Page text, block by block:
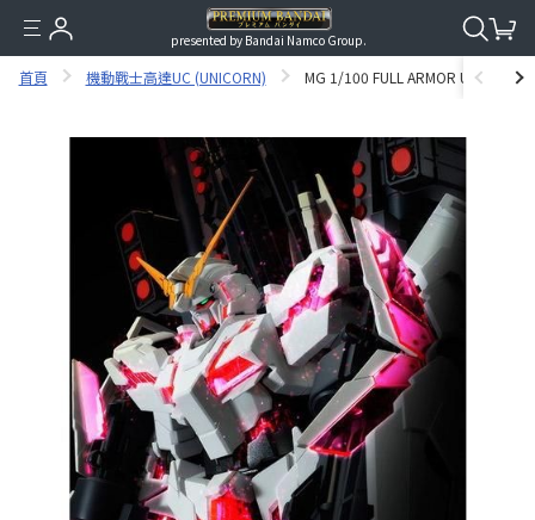
presented by Bandai Namco Group.
首頁 機動戰士高達UC (UNICORN) MG 1/100 FULL ARMOR UNICORN